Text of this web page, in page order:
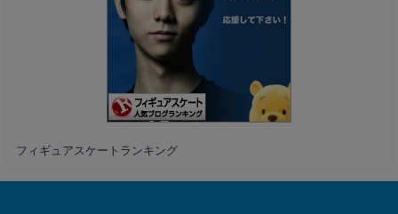
フィギュアスケートランキング